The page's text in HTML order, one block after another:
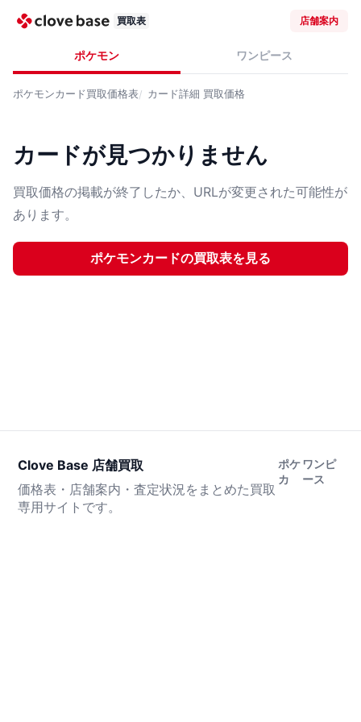
買取表 店舗案内
ポケモン ワンピース
ポケモンカード買取価格表 カード詳細 買取価格
カードが見つかりません
買取価格の掲載が終了したか、URLが変更された可能性が
あります。
ポケモンカードの買取表を見る
Clove Base 店舗買取
価格表・店舗案内・査定状況をまとめた買取
専用サイトです。
ポケ
カ
ワンピ
ース